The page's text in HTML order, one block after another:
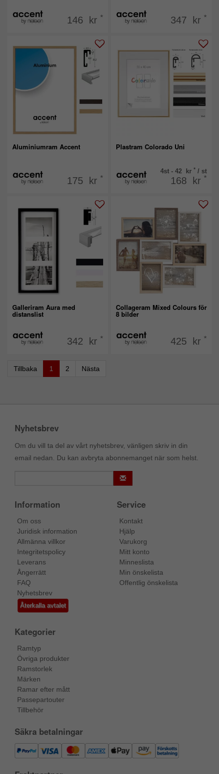
146 kr * 347 kr *
Aluminiumram Accent
175 kr *
Plastram Colorado Uni
168 kr *
4st - 42 kr * / st
Galleriram Aura med
distanslist
342 kr *
Collageram Mixed Colours för
8 bilder
425 kr *
Tillbaka 1 2 Nästa
Nyhetsbrev
Om du vill ta del av vårt nyhetsbrev, vänligen skriv in din
email nedan. Du kan avbryta abonnemanget när som helst.
Information
Om oss
Juridisk information
Allmänna villkor
Integritetspolicy
Leverans
Ångerrätt
FAQ
Nyhetsbrev
Återkalla avtalet
Service
Kontakt
Hjälp
Varukorg
Mitt konto
Minneslista
Min önskelista
Offentlig önskelista
Kategorier
Ramtyp
Övriga produkter
Ramstorlek
Märken
Ramar efter mått
Passepartouter
Tillbehör
Säkra betalningar